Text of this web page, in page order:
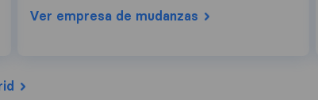
Ver empresa de mudanzas